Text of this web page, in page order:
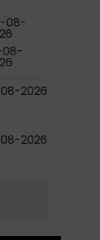
08-
08-
2026
2026